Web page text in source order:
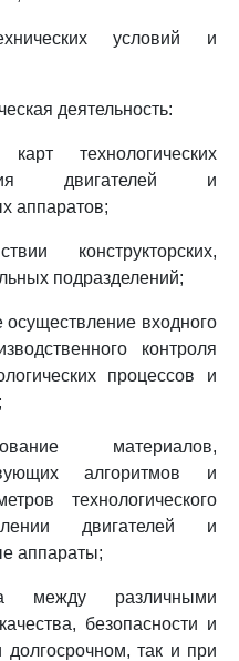
условий и
деятельность:
технологических
двигателей и
аппаратов;
конструкторских,
подразделений;
входного
контроля
процессов и
материалов,
алгоритмов и
технологического
двигателей и
аппараты;
между различными
безопасности и
долгосрочном, так и при